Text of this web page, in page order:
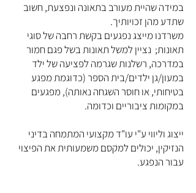
במידה שהיית מעורב בתאונה ונפצעת, חשוב
שתדע מהן זכויותיך.
משרדנו מייצג נפגעים בקשת רחבה של סוגי
תאונות; נציין למשל תאונות בשל פגם חמור
במדרכה, רשלנות שגרמה לפציעה של ילד
במעון/גן ילדים/בית הספר (כדוגמת מפגע
בטיחותי, או חוסר השגחה נאותה), מפגעים
במקומות ציבוריים וכדומה.
ייצוג וליווי ע"י עו"ד מקצועי המתמחה בדיני
הנזיקין, יכולים למקסם משמעותית את הפיצוי
עבור הנפגע.